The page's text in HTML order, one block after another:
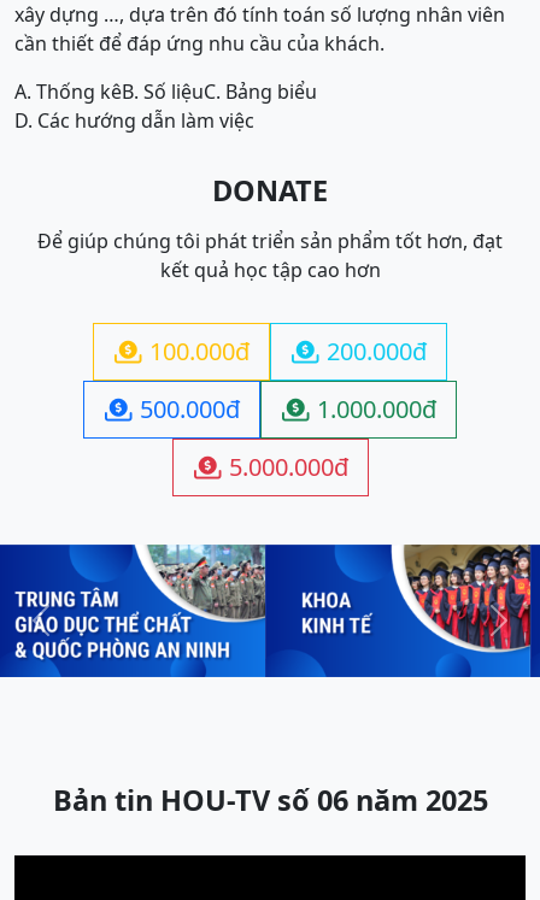
xây dựng …, dựa trên đó tính toán số lượng nhân viên
cần thiết để đáp ứng nhu cầu của khách.
A. Thống kêB. Số liệuC. Bảng biểu
D. Các hướng dẫn làm việc
DONATE
Để giúp chúng tôi phát triển sản phẩm tốt hơn, đạt
kết quả học tập cao hơn
 100.000đ  200.000đ
 500.000đ  1.000.000đ
 5.000.000đ
Previous Next
Bản tin HOU-TV số 06 năm 2025